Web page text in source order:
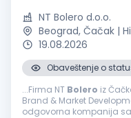
NT Bolero d.o.o.
Beograd, Čačak |
19.08.2026
Obaveštenje o
...Firma NT Bolero iz
Brand & Market
odgovorna kompanija